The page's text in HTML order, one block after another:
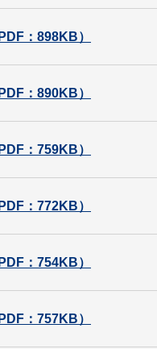
：898KB）
：890KB）
：759KB）
：772KB）
：754KB）
：757KB）